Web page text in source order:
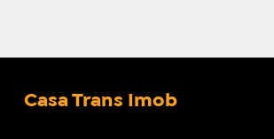
Casa Trans Imob